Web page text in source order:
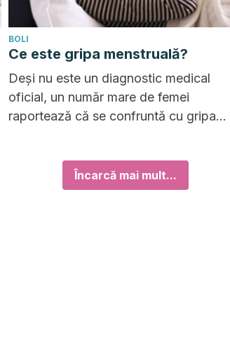
BOLI
Ce este gripa menstruală?
Deși nu este un diagnostic medical
oficial, un număr mare de femei
raportează că se confruntă cu gripa
Încarcă mai mult...